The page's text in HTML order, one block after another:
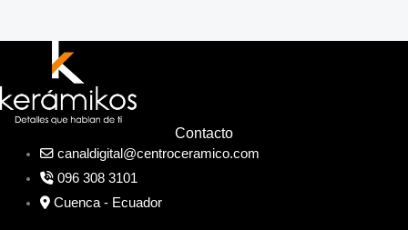
Contacto
canaldigital@centroceramico.com
096 308 3101
Cuenca - Ecuador